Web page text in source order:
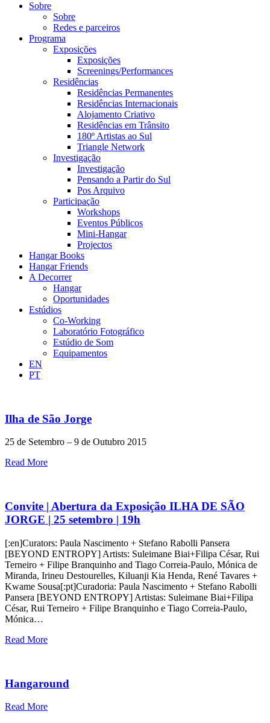
Sobre
Sobre
Redes e parceiros
Programa
Exposições
Exposições
Screenings/Performances
Residências
Residências Permanentes
Residências Internacionais
Alojamento Criativo
Residências em Trânsito
180º Artistas ao Sul
Triangle Network
Investigação
Investigação
Pensando a Partir do Sul
Pos Arquivo
Participação
Workshops
Eventos Públicos
Mini-Hangar
Projectos
Hangar Books
Hangar Friends
A Decorrer
Hangar
Oportunidades
Estúdios
Co-Working
Laboratório Fotográfico
Estúdio de Som
Equipamentos
EN
PT
Ilha de São Jorge
25 de Setembro – 9 de Outubro 2015
Read More
Convite | Abertura da Exposição ILHA DE SÃO
JORGE | 25 setembro | 19h
[:en]Curators: Paula Nascimento + Stefano Rabolli Pansera
[BEYOND ENTROPY] Artists: Suleimane Biai+Filipa César, Rui
Terneiro + Filipe Branquinho and Tiago Correia-Paulo, Mónica de
Miranda, Irineu Destourelles, Kiluanji Kia Henda, René Tavares +
Kwame Sousa[:pt]Curadoria: Paula Nascimento + Stefano Rabolli
Pansera [BEYOND ENTROPY] Artistas: Suleimane Biai+Filipa
César, Rui Terneiro + Filipe Branquinho e Tiago Correia-Paulo,
Mónica…
Read More
Hangaround
Read More